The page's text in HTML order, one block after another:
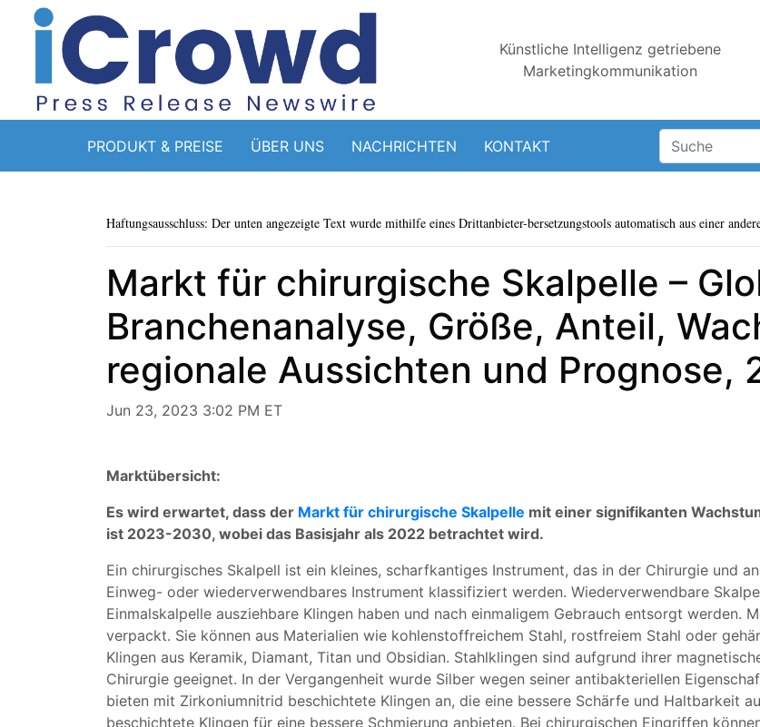
Künstliche Intelligenz getriebene
Marketingkommunikation
PRODUKT & PREISE ÜBER UNS NACHRICHTEN KONTAKT
Haftungsausschluss: Der unten angezeigte Text wurde mithilfe eines Drittanbieter-bersetzungstools automatisch aus einer
Markt für chirurgische Skalpelle –
Branchenanalyse, Größe, Anteil,
regionale Aussichten und Prognose,
Jun 23, 2023 3:02 PM ET
Marktübersicht:
Es wird erwartet, dass der Markt für chirurgische Skalpelle mit einer signifikanten
ist 2023-2030, wobei das Basisjahr als 2022 betrachtet wird.
Ein chirurgisches Skalpell ist ein kleines, scharfkantiges Instrument, das in der Chirurgie und
Einweg- oder wiederverwendbares Instrument klassifiziert werden. Wiederverwendbare
Einmalskalpelle ausziehbare Klingen haben und nach einmaligem Gebrauch entsorgt werden.
verpackt. Sie können aus Materialien wie kohlenstoffreichem Stahl, rostfreiem Stahl oder
Klingen aus Keramik, Diamant, Titan und Obsidian. Stahlklingen sind aufgrund ihrer
Chirurgie geeignet. In der Vergangenheit wurde Silber wegen seiner antibakteriellen
bieten mit Zirkoniumnitrid beschichtete Klingen an, die eine bessere Schärfe und Haltbarkeit
beschichtete Klingen für eine bessere Schmierung anbieten. Bei chirurgischen Eingriffen